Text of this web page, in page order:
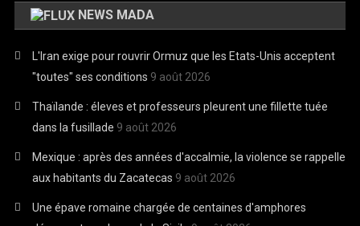
NEWS MADA
L'Iran exige pour rouvrir Ormuz que les Etats-Unis acceptent
"toutes" ses conditions 9 août 2026
Thaïlande : éleves et professeurs pleurent une fillette tuée
dans la fusillade 9 août 2026
Mexique : après des années d'accalmie, la violence se rappelle
aux habitants du Zacatecas 9 août 2026
Une épave romaine chargée de centaines d'amphores